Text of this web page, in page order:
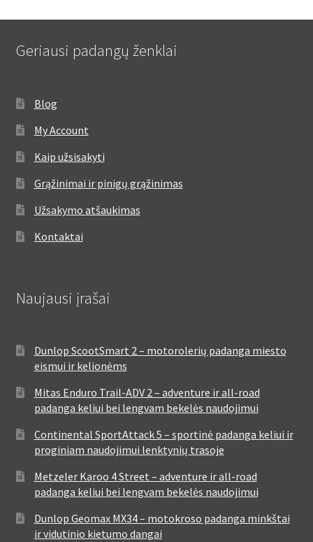
Geriausi padangų ženklai
Blog
My Account
Kaip užsisakyti
Grąžinimai ir pinigų grąžinimas
Užsakymo atšaukimas
Kontaktai
Naujausi įrašai
Dunlop ScootSmart 2 – motorolerių padanga miesto
eismui ir kelionėms
Mitas Enduro Trail-ADV 2 – adventure ir all-road
padanga keliui bei lengvam bekelės naudojimui
Continental SportAttack 5 – sportinė padanga keliui ir
proginiam naudojimui lenktynių trasoje
Metzeler Karoo 4 Street – adventure ir all-road
padanga keliui bei lengvam bekelės naudojimui
Dunlop Geomax MX34 – motokroso padanga minkštai
ir vidutinio kietumo dangai